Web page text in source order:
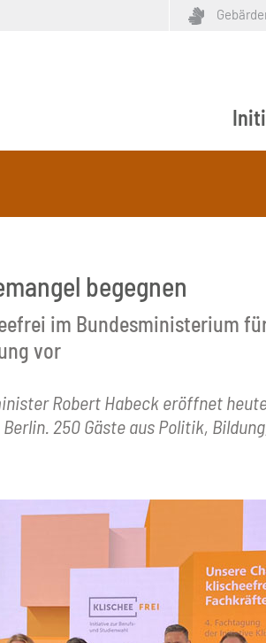
begegnen
im Bundesministerium
vor
Robert Habeck eröffnet
250 Gäste aus Politik,